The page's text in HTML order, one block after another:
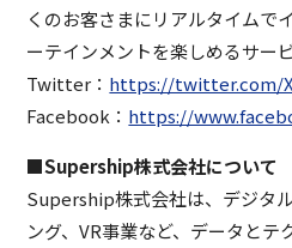
くのお客さまにリアルタイムで
ーテインメントを楽しめるサー
Twitter： https://twitter.com/
Facebook： https://
■Supership株式会社について
Supership株式会社は、デジタ
ング、VR事業など、データとテ